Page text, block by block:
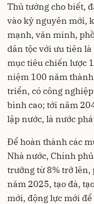
Thủ tướng cho biết,
vào kỷ nguyên mới,
mạnh, văn minh,
dân tộc với ưu tiên
mục tiêu chiến lược
niệm 100 năm
triển, có công
bình cao; tới năm
lập nước, là nước
Để hoàn thành các
Nhà nước, Chính
trưởng từ 8% trở lên,
năm 2025, tạo đà,
mới, động lực mới